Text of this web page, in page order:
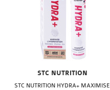
STC NUTRITION
STC NUTRITION HYDRA+ MAXIMISE